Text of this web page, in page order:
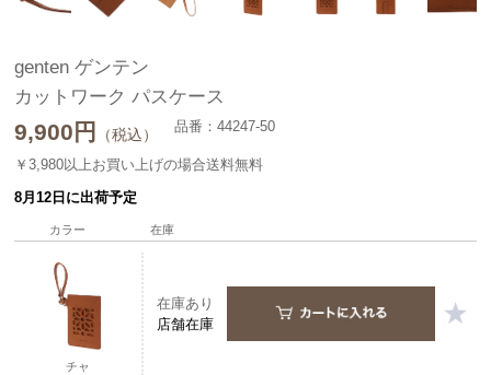
genten ゲンテン
カットワーク パスケース
9,900 円 （税込） 品番：44247-50
￥3,980以上お買い上げの場合送料無料
8月12日に出荷予定
カラー 在庫
チャ
在庫あり
店舗在庫